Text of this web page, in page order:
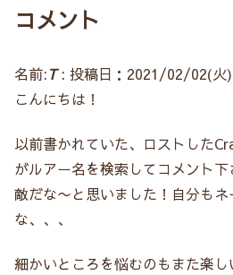
コメント
名前:T: 投稿日：2021/02/02(火
こんにちは！
以前書かれていた、ロストした
がルアー名を検索してコメント
敵だな〜と思いました！自分も
な、、、
細かいところを悩むのもまた楽